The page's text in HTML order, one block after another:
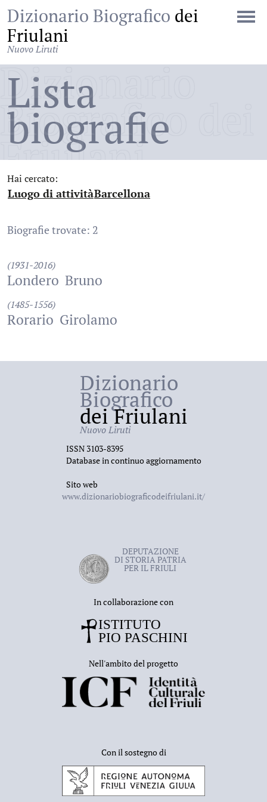
Dizionario Biografico dei
Friulani
Nuovo Liruti
Dizionario
Biografico dei
Friulani
Lista
biografie
Hai cercato:
Luogo di attività
:Barcellona
Biografie trovate: 2
(1931-2016)
Londero Bruno
(1485-1556)
Rorario Girolamo
Dizionario
Biografico
dei Friulani
Nuovo Liruti
ISSN 3103-8395
Database in continuo aggiornamento
Sito web
www.dizionariobiograficodeifriulani.it/
DEPUTAZIONE
DI STORIA PATRIA
PER IL FRIULI
In collaborazione con
Nell'ambito del progetto
Con il sostegno di